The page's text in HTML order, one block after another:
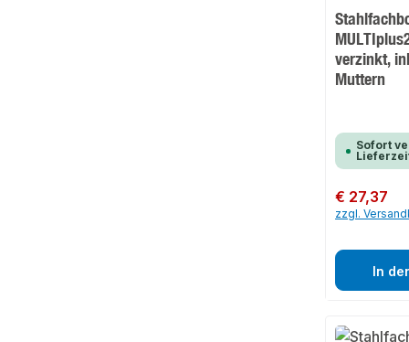
verzinkt,
Muttern
Sofort
Regulärer Preis:
€ 27,37
zzgl.
In